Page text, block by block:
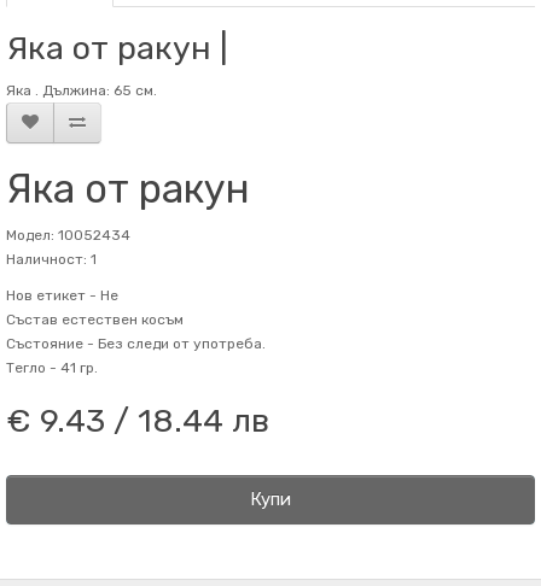
Яка от ракун |
Яка . Дължина: 65 см.
Яка от ракун
Модел: 10052434
Наличност: 1
Нов етикет - Не
Състав естествен косъм
Състояние - Без следи от употреба.
Тегло - 41 гр.
€ 9.43 / 18.44 лв
Купи